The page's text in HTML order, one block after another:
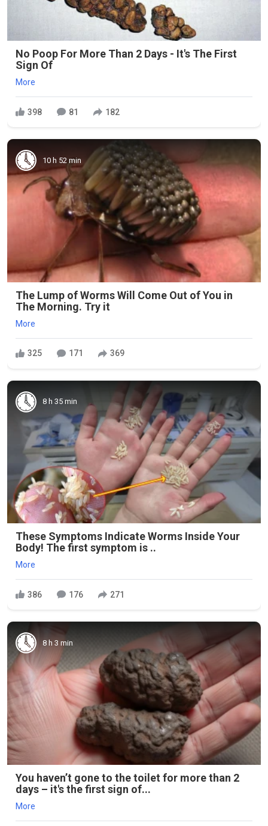
No Poop For More Than 2 Days - It's The First
Sign Of
More
398 81 182
10 h 52 min
The Lump of Worms Will Come Out of You in
The Morning. Try it
More
325 171 369
8 h 35 min
These Symptoms Indicate Worms Inside Your
Body! The first symptom is ..
More
386 176 271
8 h 3 min
You haven’t gone to the toilet for more than 2
days – it's the first sign of...
More